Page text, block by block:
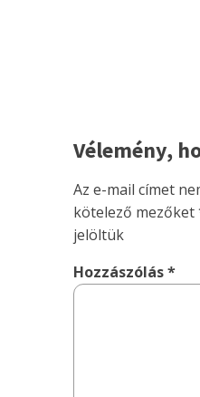
Vélemény,
Az e-mail címet
kötelező mezőket
jelöltük
Hozzászólás*